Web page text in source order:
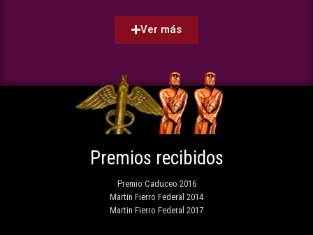
Ver más
Premios recibidos
Premio Caduceo 2016
Martin Fierro Federal 2014
Martin Fierro Federal 2017